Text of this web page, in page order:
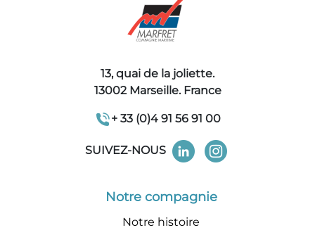
13, quai de la joliette.
13002 Marseille. France
+ 33 (0)4 91 56 91 00
SUIVEZ-NOUS
Notre compagnie
Notre histoire